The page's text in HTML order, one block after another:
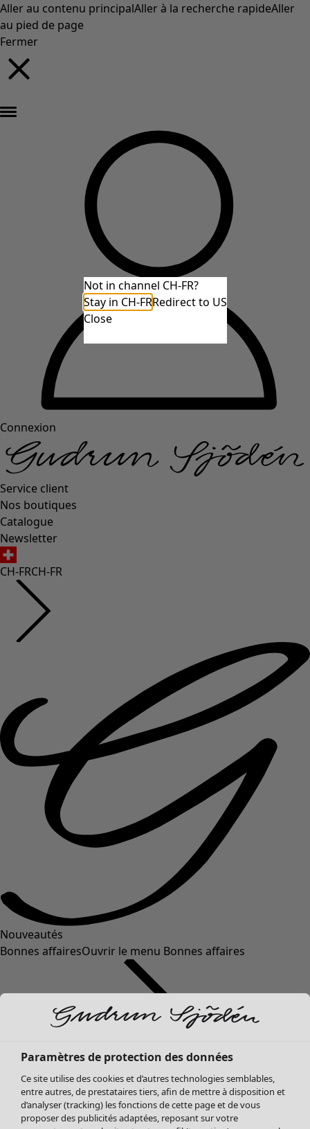
Aller au contenu principalAller à la recherche rapideAller
au pied de page
Fermer
Connexion
Service client
Nos boutiques
Catalogue
Newsletter
CH-FRCH-FR
Nouveautés
Bonnes affairesOuvrir le menu Bonnes affaires
Not in channel CH-FR?
Stay in CH-FRRedirect to US
Close
Paramètres de protection des données
Ce site utilise des cookies et d’autres technologies semblables,
entre autres, de prestataires tiers, afin de mettre à disposition et
d’analyser (tracking) les fonctions de cette page et de vous
proposer des publicités adaptées, reposant sur votre